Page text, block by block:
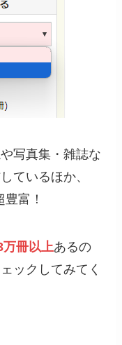
写真集・雑誌な
ているほか、
富！
万冊以上あるの
ックしてみてく